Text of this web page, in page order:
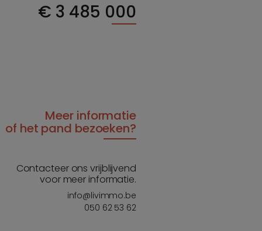
€ 3 485 000
Meer informatie
of het pand bezoeken?
Contacteer ons vrijblijvend
voor meer informatie.
info@livimmo.be
050 62 53 62